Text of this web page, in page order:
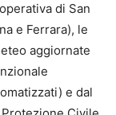
di San
e Ferrara), le
aggiornate
e dal